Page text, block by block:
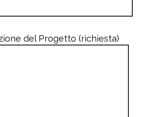
del Progetto (richiesta)